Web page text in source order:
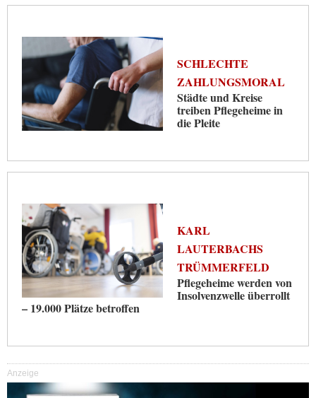
SCHLECHTE
ZAHLUNGSMORAL
Städte und Kreise
treiben Pflegeheime in
die Pleite
KARL
LAUTERBACHS
TRÜMMERFELD
Pflegeheime werden von
Insolvenzwelle überrollt
– 19.000 Plätze betroffen
Anzeige